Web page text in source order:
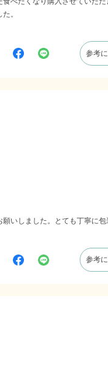
。
参考
いしました。とても丁寧に
参考